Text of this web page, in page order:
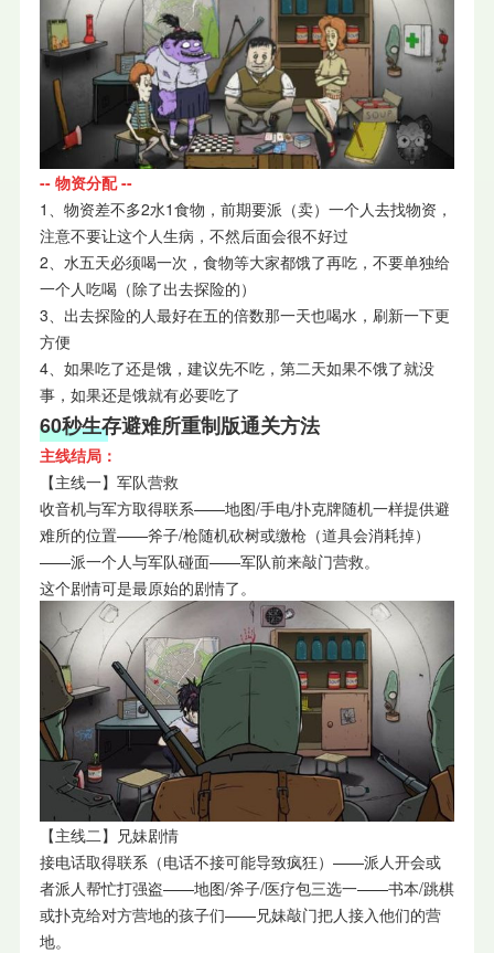
-- 物资分配 --
1、物资差不多2水1食物，前期要派（卖）一个人去找物资，
注意不要让这个人生病，不然后面会很不好过
2、水五天必须喝一次，食物等大家都饿了再吃，不要单独给
一个人吃喝（除了出去探险的）
3、出去探险的人最好在五的倍数那一天也喝水，刷新一下更
方便
4、如果吃了还是饿，建议先不吃，第二天如果不饿了就没
事，如果还是饿就有必要吃了
60秒生存避难所重制版通关方法
主线结局：
【主线一】军队营救
收音机与军方取得联系——地图/手电/扑克牌随机一样提供避
难所的位置——斧子/枪随机砍树或缴枪（道具会消耗掉）
——派一个人与军队碰面——军队前来敲门营救。
这个剧情可是最原始的剧情了。
【主线二】兄妹剧情
接电话取得联系（电话不接可能导致疯狂）——派人开会或
者派人帮忙打强盗——地图/斧子/医疗包三选一——书本/跳棋
或扑克给对方营地的孩子们——兄妹敲门把人接入他们的营
地。